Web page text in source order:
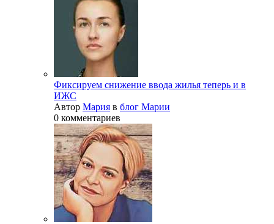
Фиксируем снижение ввода жилья теперь и в
ИЖС
Автор Мария в блог Марии
0 комментариев